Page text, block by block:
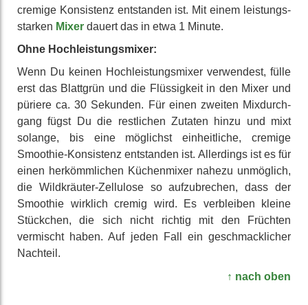
cremige Konsis­tenz ent­standen ist. Mit einem leistungs­
starken Mixer dauert das in etwa 1 Minute.
Ohne Hoch­leistungs­mixer:
Wenn Du keinen Hoch­leistungs­mixer ver­wendest, fülle
erst das Blattgrün und die Flüssig­keit in den Mixer und
püriere ca. 30 Sekunden. Für einen zweiten Mix­durch­
gang fügst Du die rest­lichen Zutaten hinzu und mixt
solange, bis eine möglichst ein­heit­liche, cremige
Smoothie-Konsis­tenz ent­standen ist. Aller­dings ist es für
einen her­kömm­lichen Küchen­mixer nahezu unmög­lich,
die Wild­kräuter-Zellulose so aufzu­brechen, dass der
Smoothie wirklich cremig wird. Es ver­bleiben kleine
Stück­chen, die sich nicht richtig mit den Früchten
vermischt haben. Auf jeden Fall ein ge­schmack­licher
Nachteil.
↑ nach oben